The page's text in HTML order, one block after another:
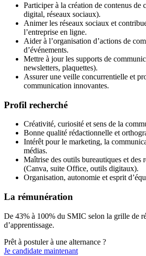
Participer à la création de contenus de
digital, réseaux sociaux).
Animer les réseaux sociaux et
l’entreprise en ligne.
Aider à l’organisation d’actions de
d’événements.
Mettre à jour les supports de
newsletters, plaquettes).
Assurer une veille concurrentielle et
communication innovantes.
Profil recherché
Créativité, curiosité et sens de la
Bonne qualité rédactionnelle et
Intérêt pour le marketing, la
médias.
Maîtrise des outils bureautiques et des
(Canva, suite Office, outils digitaux).
Organisation, autonomie et esprit
La rémunération
De 43% à 100% du SMIC selon la grille de
d’apprentissage.
Prêt à postuler à une alternance ?
Je candidate maintenant